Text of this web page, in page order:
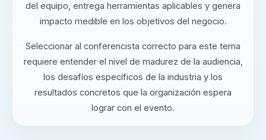
del equipo, entrega herramientas aplicables y genera
impacto medible en los objetivos del negocio.
Seleccionar al conferencista correcto para este tema
requiere entender el nivel de madurez de la audiencia,
los desafíos específicos de la industria y los
resultados concretos que la organización espera
lograr con el evento.